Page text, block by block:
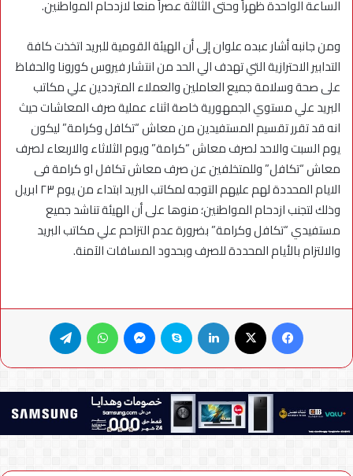
الساعة الواحدة ظهراً وحتى الثالثة عصراً منعا لازدحام المواطنين.
ومن جانبه أشار عبده علوان إلى أن الهيئة القومية للبريد اتخذت كافة
التدابير الاحترازية التي تهدف الي الحد من انتشار فيروس كورونا والحفاظ
على صحة وسلامة جميع العاملين والعملاء المترددين علي مكاتب
البريد علي مستوي الجمهورية خاصة اثناء عملية صرف المعاشات حيث
انه قد تقرر تقسيم المستفيدين من معاش “تكافل وكرامة” ليكون
يوم السبت والاحد لصرف معاش “كرامة” ويوم الثلاثاء والاربعاء لصرف
معاش “تكافل” وللمتخلفين عن صرف معاش تكافل او كرامة فى
الايام المحددة لهم عليهم التوجه لمكاتب البريد ابتداء من يوم ٢٣ ابريل
وذلك لتجنب ازدحام المواطنين؛ منوها على أن الهيئة تناشد جميع
مستفيدي “تكافل وكرامة” بضرورة عدم التزاحم علي مكاتب البريد
والالتزام بالأيام المحددة للصرف وبحدود المسافات الآمنة.
فيسبوك لينكدإن سكايب ماسنجر واتساب